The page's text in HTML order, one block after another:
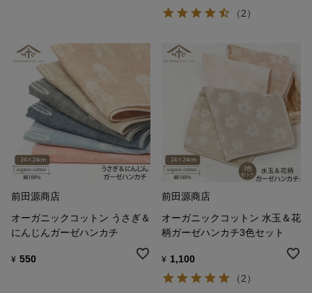
（2）
前田源商店
オーガニックコットン うさぎ＆
にんじんガーゼハンカチ
¥ 550
前田源商店
オーガニックコットン 水玉＆花
柄ガーゼハンカチ3色セット
¥ 1,100
（2）